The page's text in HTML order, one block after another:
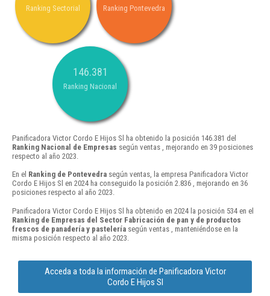
Ranking Sectorial Ranking Pontevedra
146.381
Ranking Nacional
Panificadora Victor Cordo E Hijos Sl ha obtenido la posición 146.381 del
Ranking Nacional de Empresas según ventas , mejorando en 39 posiciones
respecto al año 2023.
En el Ranking de Pontevedra según ventas, la empresa Panificadora Victor
Cordo E Hijos Sl en 2024 ha conseguido la posición 2.836 , mejorando en 36
posiciones respecto al año 2023.
Panificadora Victor Cordo E Hijos Sl ha obtenido en 2024 la posición 534 en el
Ranking de Empresas del Sector Fabricación de pan y de productos
frescos de panadería y pastelería según ventas , manteniéndose en la
misma posición respecto al año 2023.
Acceda a toda la información de Panificadora Victor
Cordo E Hijos Sl